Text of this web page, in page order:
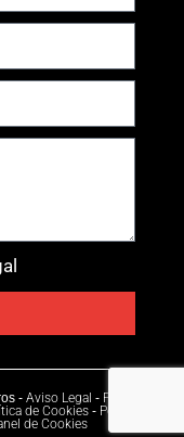
- Aviso Legal - Política
de Cookies- Política
de Cookies